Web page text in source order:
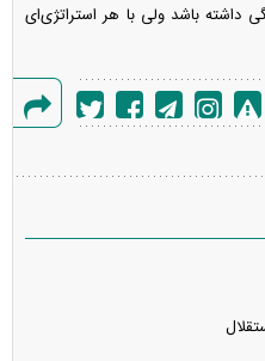
داشته باشد ولی با هر استراتژی‌ای
خطا